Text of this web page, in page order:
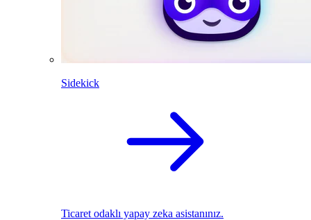
Sidekick
Ticaret odaklı yapay zeka asistanınız.